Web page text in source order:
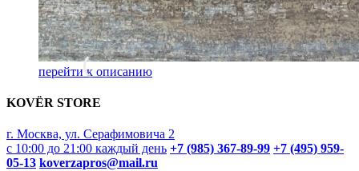
перейти к описанию
KOVËR STORE
г. Москва, ул. Серафимовича 2
с 10:00 до 21:00 каждый день +7 (985) 367-89-99 +7 (495) 959-
05-13 koverzapros@mail.ru